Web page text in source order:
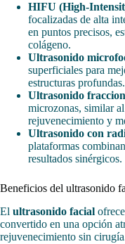
HIFU (High-
focalizadas de alta
en puntos precisos,
colágeno.
Ultrasonido
superficiales para
estructuras profundas.
Ultrasonido
microzonas, similar
rejuvenecimiento y
Ultrasonido con
plataformas
resultados sinérgicos.
Beneficios del ultrasonido
El ultrasonido facial
convertido en una opción
rejuvenecimiento sin